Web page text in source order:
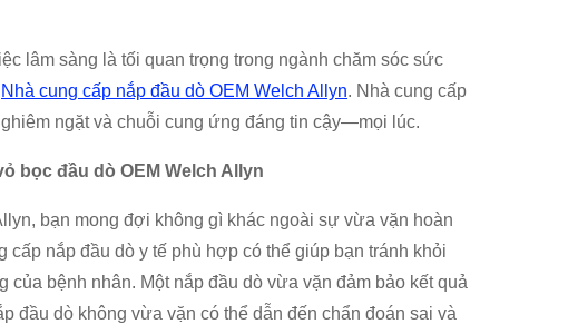
lâm sàng là tối quan trọng trong ngành chăm sóc sức
Nhà cung cấp nắp đầu dò OEM Welch Allyn. Nhà cung cấp
ngặt và chuỗi cung ứng đáng tin cậy—mọi lúc.
bọc đầu dò OEM Welch Allyn
bạn mong đợi không gì khác ngoài sự vừa vặn hoàn
nắp đầu dò y tế phù hợp có thể giúp bạn tránh khỏi
bệnh nhân. Một nắp đầu dò vừa vặn đảm bảo kết quả
đầu dò không vừa vặn có thể dẫn đến chẩn đoán sai và